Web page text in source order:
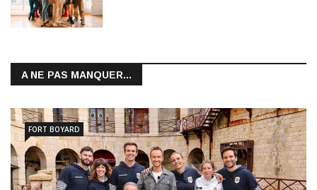
A NE PAS MANQUER...
FORT BOYARD